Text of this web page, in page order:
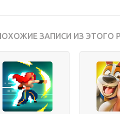
ЗАПИСИ ИЗ ЭТОГО